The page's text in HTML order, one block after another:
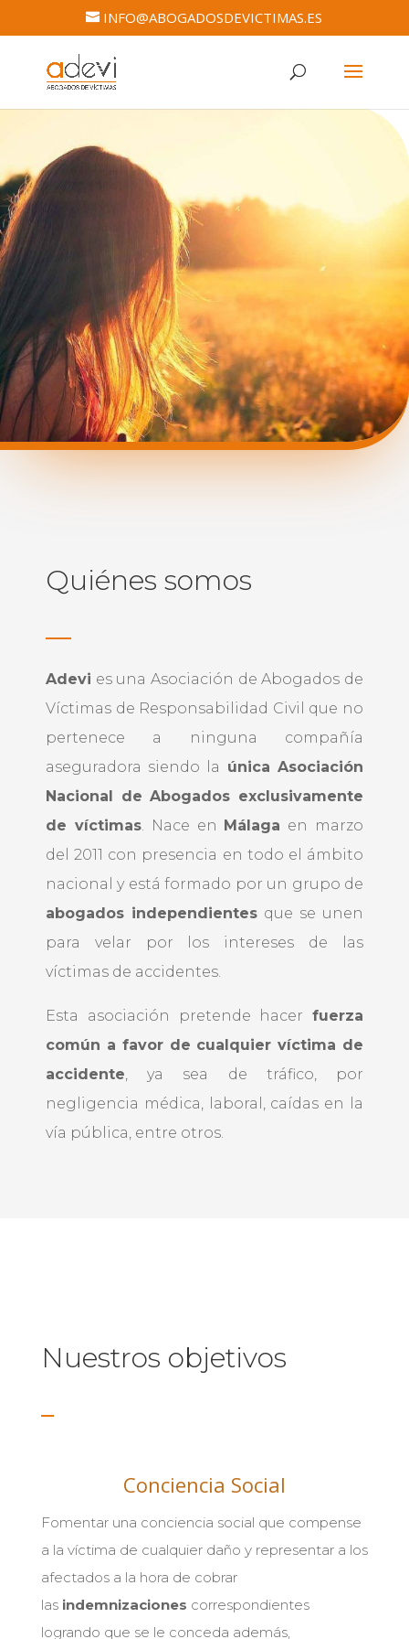
INFO@ABOGADOSDEVICTIMAS.ES
Quiénes somos
Adevi es una Asociación de Abogados de
Víctimas de Responsabilidad Civil que no
pertenece a ninguna compañía
aseguradora siendo la única Asociación
Nacional de Abogados exclusivamente
de víctimas. Nace en Málaga en marzo
del 2011 con presencia en todo el ámbito
nacional y está formado por un grupo de
abogados independientes que se unen
para velar por los intereses de las
víctimas de accidentes.
Esta asociación pretende hacer fuerza
común a favor de cualquier víctima de
accidente , ya sea de tráfico, por
negligencia médica, laboral, caídas en la
vía pública, entre otros.
Nuestros objetivos
Conciencia Social
Fomentar una conciencia social que compense
a la víctima de cualquier daño y representar a los
afectados a la hora de cobrar
las indemnizaciones correspondientes
logrando que se le conceda además,